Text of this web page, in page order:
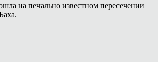
на печально известном пересечении